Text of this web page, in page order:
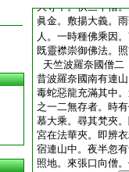
大寺中。供三千僧
眞金。敷揚大義。
人。一時種佛乘因
既靈襟崇御佛法。
天竺波羅奈國僧二
昔波羅奈國南有連
毒蛇惡龍充滿其中
之一二無存者。時
慕大乘。尋其梵夾
宮在法華夾。即辨
宿連山中。夜半忽
照地。來張口向僧